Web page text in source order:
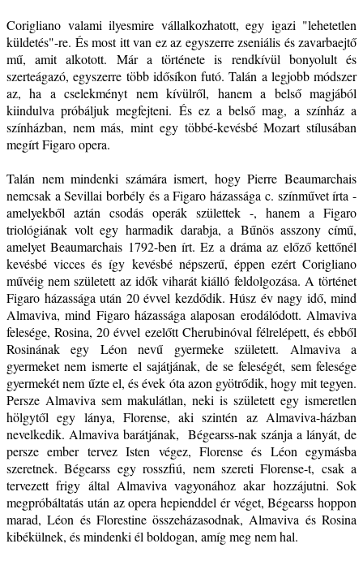
Corigliano valami ilyesmire vállalkozhatott, egy igazi "lehetetlen
küldetés"-re. És most itt van ez az egyszerre zseniális és zavarbaejtő
mű, amit alkotott. Már a története is rendkívül bonyolult és
szerteágazó, egyszerre több idősíkon futó. Talán a legjobb módszer
az, ha a cselekményt nem kívülről, hanem a belső magjából
kiindulva próbáljuk megfejteni. És ez a belső mag, a színház a
színházban, nem más, mint egy többé-kevésbé Mozart stílusában
megírt Figaro opera.
Talán nem mindenki számára ismert, hogy Pierre Beaumarchais
nemcsak a Sevillai borbély és a Figaro házassága c. színművet írta -
amelyekből aztán csodás operák születtek -, hanem a Figaro
triológiának volt egy harmadik darabja, a Bűnös asszony című,
amelyet Beaumarchais 1792-ben írt. Ez a dráma az előző kettőnél
kevésbé vicces és így kevésbé népszerű, éppen ezért Corigliano
művéig nem született az idők viharát kiálló feldolgozása. A történet
Figaro házassága után 20 évvel kezdődik. Húsz év nagy idő, mind
Almaviva, mind Figaro házassága alaposan erodálódott. Almaviva
felesége, Rosina, 20 évvel ezelőtt Cherubinóval félrelépett, és ebből
Rosinának egy Léon nevű gyermeke született. Almaviva a
gyermeket nem ismerte el sajátjának, de se feleségét, sem felesége
gyermekét nem űzte el, és évek óta azon gyötrődik, hogy mit tegyen.
Persze Almaviva sem makulátlan, neki is született egy ismeretlen
hölgytől egy lánya, Florense, aki szintén az Almaviva-házban
nevelkedik. Almaviva barátjának, Bégearss-nak szánja a lányát, de
persze ember tervez Isten végez, Florense és Léon egymásba
szeretnek. Bégearss egy rosszfiú, nem szereti Florense-t, csak a
tervezett frigy által Almaviva vagyonához akar hozzájutni. Sok
megpróbáltatás után az opera hepienddel ér véget, Bégearss hoppon
marad, Léon és Florestine összeházasodnak, Almaviva és Rosina
kibékülnek, és mindenki él boldogan, amíg meg nem hal.